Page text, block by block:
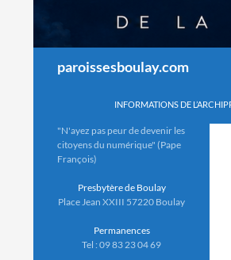
paroissesboulay.com
INFORMATIONS DE
"N'ayez pas peur de devenir les
citoyens du numérique" (Pape
François)
Presbytère de Boulay
Place Jean XXIII 57220 Boulay
Permanences
Tel : 09 83 23 04 69